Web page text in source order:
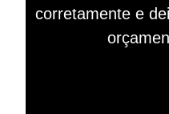
corretamente e